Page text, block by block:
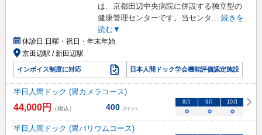
は、京都田辺中央病院に併設する独立型の
健康管理センターです。当センタ ... 続きを
読む▼
休診日:日曜・祝日・年末年始
京田辺駅 / 新田辺駅
インボイス制度に対応 日本人間ドック学会機能評価認定施設
半日人間ドック (胃カメラコース)
44,000円 （税込） 400 ポイント
8月 9月 10月
○ ○ ○
半日人間ドック (胃バリウムコース)